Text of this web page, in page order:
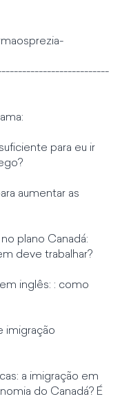
para eu ir
aumentar as
plano Canadá:
deve trabalhar?
inglês: : como
imigração
a imigração em
do Canadá? É